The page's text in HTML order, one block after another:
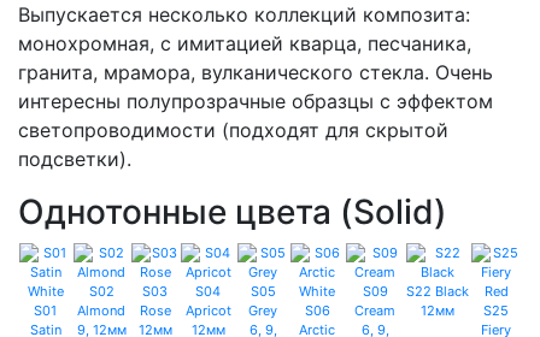
Выпускается несколько коллекций композита:
монохромная, с имитацией кварца, песчаника,
гранита, мрамора, вулканического стекла. Очень
интересны полупрозрачные образцы с эффектом
светопроводимости (подходят для скрытой
подсветки).
Однотонные цвета (Solid)
S01
Satin
S02
Almond
9, 12мм
S03
Rose
12мм
S04
Apricot
12мм
S05
Grey
6, 9,
S06
Arctic
S09
Cream
6, 9,
S22 Black
12мм
S25
Fiery